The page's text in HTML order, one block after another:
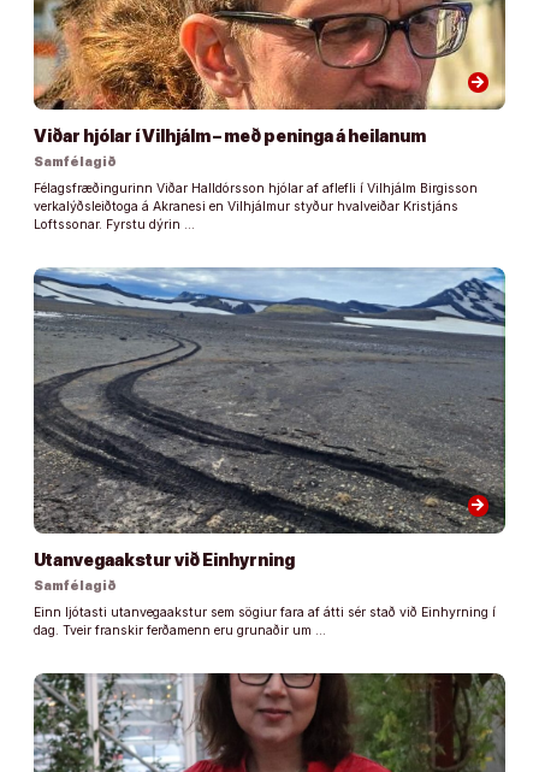
arrow_forward
Viðar hjólar í Vilhjálm – með peninga á heilanum
Samfélagið
Félagsfræðingurinn Viðar Halldórsson hjólar af aflefli í Vilhjálm Birgisson
verkalýðsleiðtoga á Akranesi en Vilhjálmur styður hvalveiðar Kristjáns
Loftssonar. Fyrstu dýrin …
arrow_forward
Utanvegaakstur við Einhyrning
Samfélagið
Einn ljótasti utanvegaakstur sem sögiur fara af átti sér stað við Einhyrning í
dag. Tveir franskir ferðamenn eru grunaðir um …